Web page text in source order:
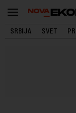
SRBIJA SVET